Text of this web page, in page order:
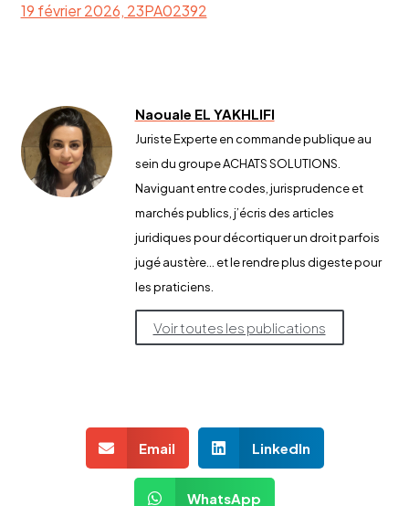
19 février 2026, 23PA02392
Naouale EL YAKHLIFI
Juriste Experte en commande publique au
sein du groupe ACHATS SOLUTIONS.
Naviguant entre codes, jurisprudence et
marchés publics, j’écris des articles
juridiques pour décortiquer un droit parfois
jugé austère… et le rendre plus digeste pour
les praticiens.
Voir toutes les publications
Email LinkedIn
WhatsApp